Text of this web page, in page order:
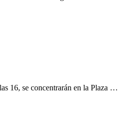
16, se concentrarán en la Plaza …